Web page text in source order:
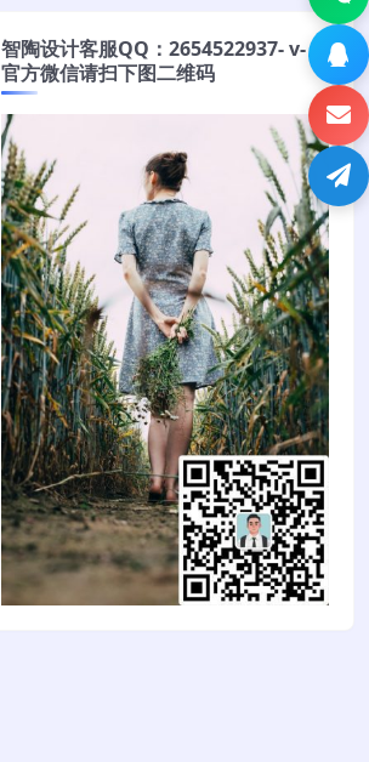
智陶设计客服QQ：2654522937- v-
官方微信请扫下图二维码